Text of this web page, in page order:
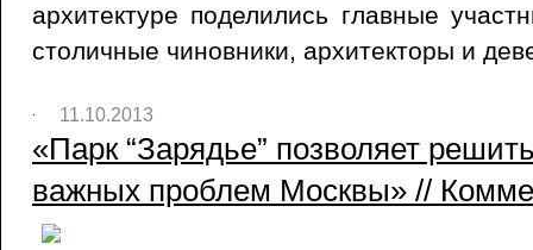
архитектуре поделились главные
столичные чиновники, архитекторы и
11.10.2013
«Парк “Зарядье” позволяет
важных проблем Москвы» //